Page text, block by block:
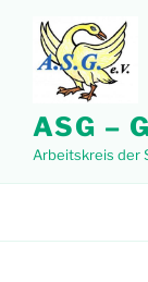
Inhalt
springen
ASG –
Arbeitskreis der